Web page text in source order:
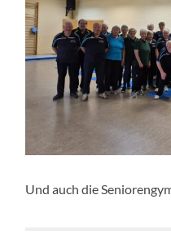
Und auch die